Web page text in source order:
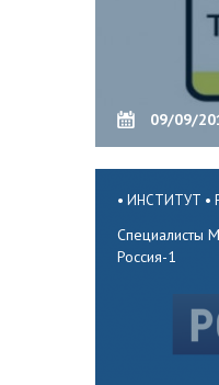
09/09/
ИНСТИТУТ
Специалисты
Россия-1